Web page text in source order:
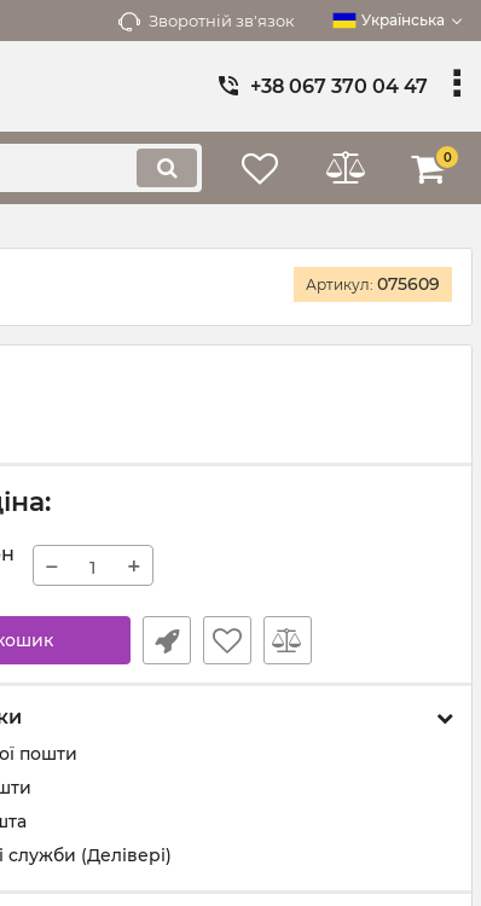
Зворотній зв'язок Українська
+38 067 370 04 47
0
Артикул: 075609
− +
пошти
служби (Делівері)